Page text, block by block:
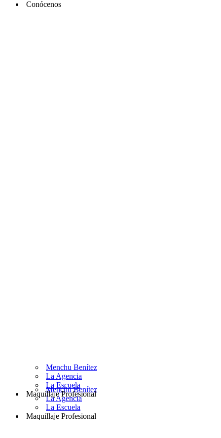
Conócenos
Menchu Benítez
La Agencia
La Escuela
Maquillaje Profesional
Menchu Benítez
La Agencia
La Escuela
Maquillaje Profesional